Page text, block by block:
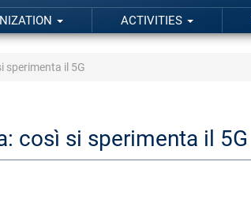
ACTIVITIES
sperimenta il 5G
così si sperimenta il 5G